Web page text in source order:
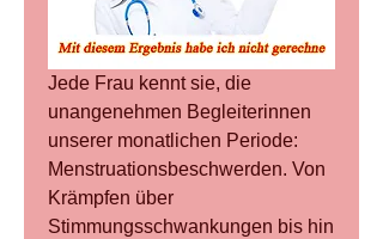
Jede Frau kennt sie, die
unangenehmen Begleiterinnen
unserer monatlichen Periode:
Menstruationsbeschwerden. Von
Krämpfen über
Stimmungsschwankungen bis hin